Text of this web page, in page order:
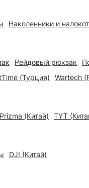
Наколенники и
Рейдовый рюкзак
(Турция) Wartech
Prizma (Китай) TYT
DJI (Китай)